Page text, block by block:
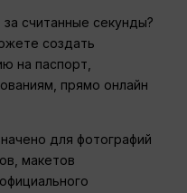
считанные секунды?
создать
на паспорт,
прямо онлайн
для фотографий
макетов